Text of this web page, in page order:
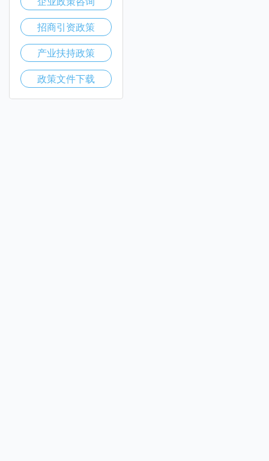
招商引资政策
产业扶持政策
政策文件下载